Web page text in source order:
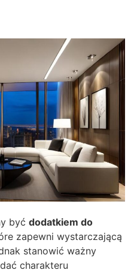
być dodatkiem do
zapewni wystarczającą
stanowić ważny
charakteru